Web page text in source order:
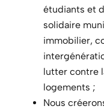
étudiants et
solidaire
immobilier,
lutter contre
logements ;
Nous